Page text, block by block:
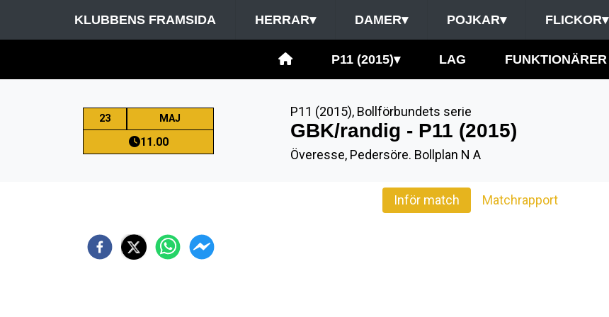
KLUBBENS FRAMSIDA HERRAR▾ DAMER▾ POJKAR▾ FLICKOR▾
P11 (2015)▾ LAG FUNKTIONÄRER
23 MAJ
11.00
P11 (2015), Bollförbundets serie
GBK/randig - P11 (2015)
Överesse, Pedersöre. Bollplan N A
Inför match Matchrapport